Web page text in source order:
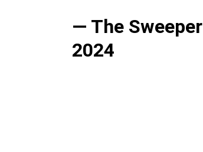
— The
2024